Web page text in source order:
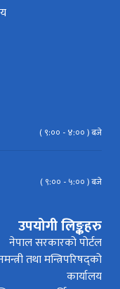
( ९:०० - ४:०० ) बजे
( ९:०० - ५:०० ) बजे
उपयोगी लिङ्कहरु
नेपाल सरकारको पोर्टल
तथा मन्त्रिपरिषद्को
कार्यालय